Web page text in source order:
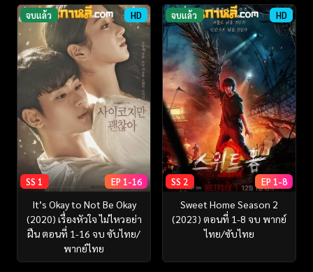
จบแล้ว HD
SS 1 EP 1-16
It’s Okay to Not Be Okay
(2020) เรื่องหัวใจ ไม่ไหวอย่า
ฝืน ตอนที่ 1-16 จบ ซับไทย/
พากย์ไทย
จบแล้ว HD
SS 2 EP 1-8
Sweet Home Season 2
(2023) ตอนที่ 1-8 จบ พากย์
ไทย/ซับไทย